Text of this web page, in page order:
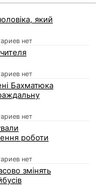
який
нет
нет
Бахматюка
нет
роботи
нет
змінять